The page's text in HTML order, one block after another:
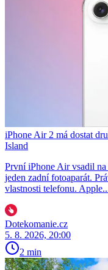
iPhone Air 2 má dostat
Island
První iPhone Air vsadil na
jeden zadní fotoaparát.
vlastnosti telefonu.
Dotekomanie.cz
5. 8. 2026, 20:00
2 min